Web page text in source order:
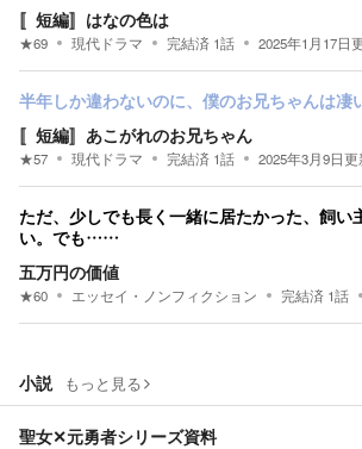
〚短編〛はなの色は
★69 現代ドラマ 完結済 1話 2025年1月17日
半年しか違わないのに、僕のお兄ちゃんは凄
〚短編〛あこがれのお兄ちゃん
★57 現代ドラマ 完結済 1話 2025年3月9日更
ただ、少しでも長く一緒に居たかった、飼い
い。でも……
五万円の価値
★60 エッセイ・ノンフィクション 完結済 1話
小説 もっと見る
聖女✕元勇者シリーズ資料